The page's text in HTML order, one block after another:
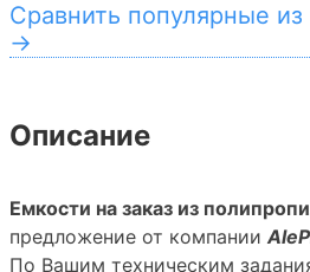
Сравнить популярные
→
Описание
Емкости на заказ из
предложение от компании
По Вашим техническим